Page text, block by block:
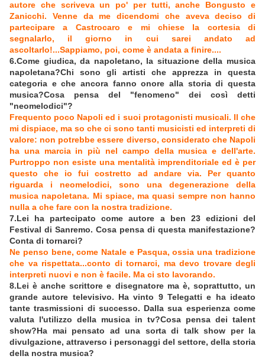
autore che scriveva un po' per tutti, anche Bongusto e
Zanicchi. Venne da me dicendomi che aveva deciso di
partecipare a Castrocaro e mi chiese la cortesia di
segnalarlo, il giorno in cui sarei andato ad
ascoltarlo!...Sappiamo, poi, come è andata a finire....
6.Come giudica, da napoletano, la situazione della musica
napoletana?Chi sono gli artisti che apprezza in questa
categoria e che ancora fanno onore alla storia di questa
musica?Cosa pensa del "fenomeno" dei così detti
"neomelodici"?
Frequento poco Napoli ed i suoi protagonisti musicali. Il che
mi dispiace, ma so che ci sono tanti musicisti ed interpreti di
valore: non potrebbe essere diverso, considerato che Napoli
ha una marcia in più nel campo della musica e dell'arte.
Purtroppo non esiste una mentalità imprenditoriale ed è per
questo che io fui costretto ad andare via. Per quanto
riguarda i neomelodici, sono una degenerazione della
musica napoletana. Mi spiace, ma quasi sempre non hanno
nulla a che fare con la nostra tradizione.
7.Lei ha partecipato come autore a ben 23 edizioni del
Festival di Sanremo. Cosa pensa di questa manifestazione?
Conta di tornarci?
Ne penso bene, come Natale e Pasqua, ossia una tradizione
che va rispettata...conto di tornarci, ma devo trovare degli
interpreti nuovi e non è facile. Ma ci sto lavorando.
8.Lei è anche scrittore e disegnatore ma è, soprattutto, un
grande autore televisivo. Ha vinto 9 Telegatti e ha ideato
tante trasmissioni di successo. Dalla sua esperienza come
valuta l'utilizzo della musica in tv?Cosa pensa dei talent
show?Ha mai pensato ad una sorta di talk show per la
divulgazione, attraverso i personaggi del settore, della storia
della nostra musica?